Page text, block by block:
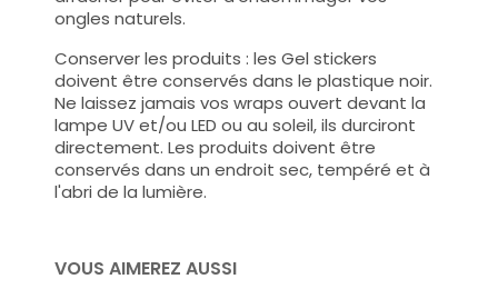
ongles naturels.
Conserver les produits : les Gel stickers
doivent être conservés dans le plastique noir.
Ne laissez jamais vos wraps ouvert devant la
lampe UV et/ou LED ou au soleil, ils durciront
directement. Les produits doivent être
conservés dans un endroit sec, tempéré et à
l'abri de la lumière.
VOUS AIMEREZ AUSSI